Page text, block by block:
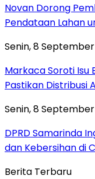
Novan Dorong
Pendataan Lahan
Senin, 8
Markaca Soroti Isu
Pastikan Distribusi
Senin, 8 September
DPRD Samarinda
dan Kebersihan di
Berita Terbaru